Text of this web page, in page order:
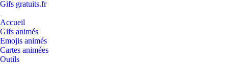
Gifs gratuits.fr
Accueil
Gifs animés
Emojis animés
Cartes animées
Outils